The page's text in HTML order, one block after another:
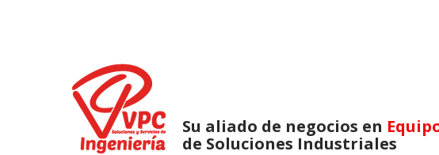
Su aliado de negocios en
de Soluciones Industriales